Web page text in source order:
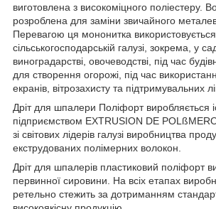
виготовлена з високоміцного поліестеру.
розроблена для заміни звичайного
Перевагою ця мононитка
сільськогосподарській галузі, зокрема, у
виноградарстві, овочеводстві, під час
для створення огорожі, під час
екранів, вітрозахисту та підтримувальних
Дріт для шпалери Поліфорт виробляється
підприємством EXTRUSION DE
зі світових лідерів галузі виробництва
екструдованих полімерних волокон.
Дріт для шпалерів пластиковий поліфорт
первинної сировини. На всіх етапах
ретельно стежить за дотриманням